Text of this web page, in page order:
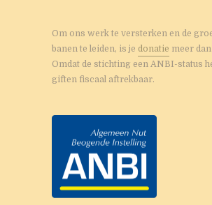
Om ons werk te versterken en de
banen te leiden, is je donatie meer
Omdat de stichting een ANBI-status
giften fiscaal aftrekbaar.